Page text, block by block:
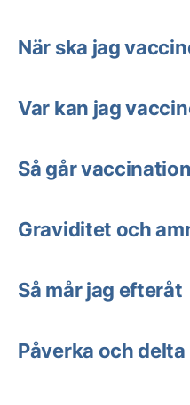
När ska jag
Var kan jag
Så går
Graviditet och
Så mår jag efteråt
Påverka och delta